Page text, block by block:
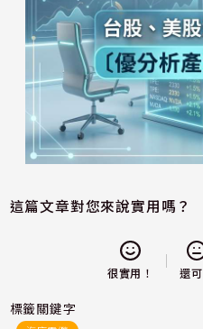
這篇文章對您來說實用嗎？
很實用！ 還
標籤關鍵字